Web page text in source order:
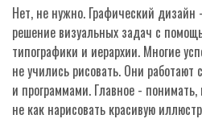
Нет, не нужно. Графический дизайн
решение визуальных задач с
типографики и иерархии. Многие
не учились рисовать. Они
и программами. Главное -
не как нарисовать красивую